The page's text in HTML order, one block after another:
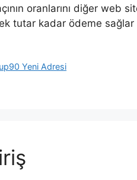
oranlarını diğer web
tutar kadar ödeme
Yeni Adresi